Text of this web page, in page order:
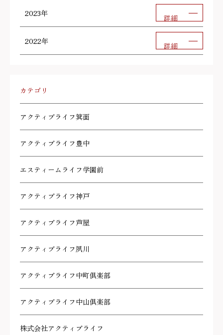
2023年 詳細
2022年 詳細
カテゴリ
アクティブライフ箕面
アクティブライフ豊中
エスティームライフ学園前
アクティブライフ神戸
アクティブライフ芦屋
アクティブライフ夙川
アクティブライフ中町倶楽部
アクティブライフ中山倶楽部
株式会社アクティブライフ